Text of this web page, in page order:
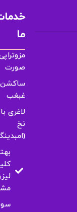
ما
صورت
ساکشن
غبغب
لاغری با
نخ